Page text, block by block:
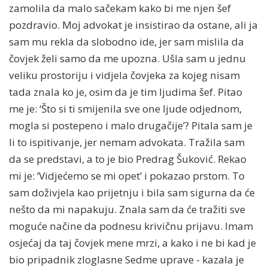
zamolila da malo sačekam kako bi me njen šef
pozdravio. Moj advokat je insistirao da ostane, ali ja
sam mu rekla da slobodno ide, jer sam mislila da
čovjek želi samo da me upozna. Ušla sam u jednu
veliku prostoriju i vidjela čovjeka za kojeg nisam
tada znala ko je, osim da je tim ljudima šef. Pitao
me je: ‘Što si ti smijenila sve one ljude odjednom,
mogla si postepeno i malo drugačije’? Pitala sam je
li to ispitivanje, jer nemam advokata. Tražila sam
da se predstavi, a to je bio Predrag Šuković. Rekao
mi je: ‘Vidjećemo se mi opet’ i pokazao prstom. To
sam doživjela kao prijetnju i bila sam sigurna da će
nešto da mi napakuju. Znala sam da će tražiti sve
moguće načine da podnesu krivičnu prijavu. Imam
osjećaj da taj čovjek mene mrzi, a kako i ne bi kad je
bio pripadnik zloglasne Sedme uprave - kazala je